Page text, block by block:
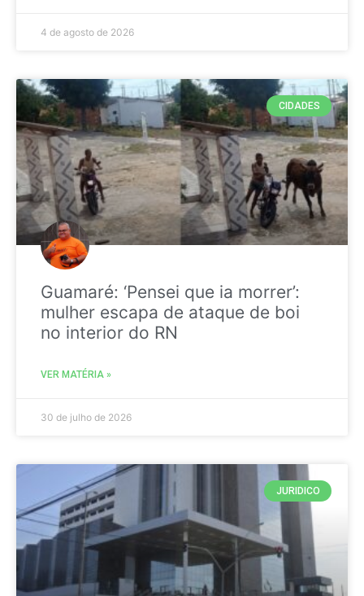
4 de agosto de 2026
CIDADES
Guamaré: ‘Pensei que ia morrer’:
mulher escapa de ataque de boi
no interior do RN
VER MATÉRIA »
30 de julho de 2026
JURIDICO